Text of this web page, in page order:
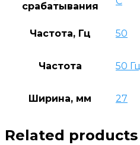
срабатывания
Частота, Гц 50
Частота 50 Гц
Ширина, мм 27
Related products